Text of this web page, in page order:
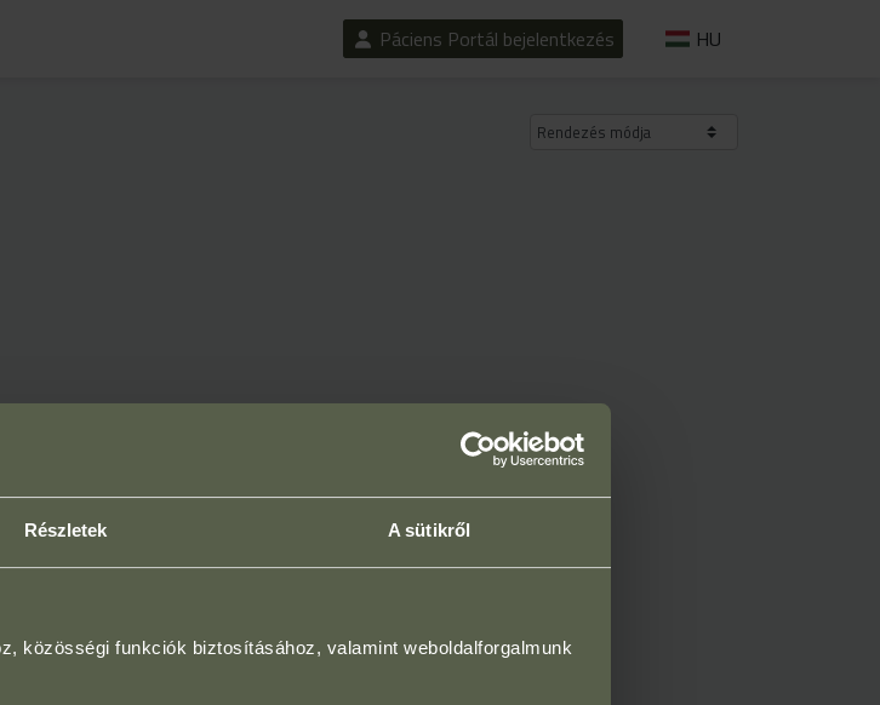
Részletek A sütikről
közösségi funkciók biztosításához, valamint weboldalforgalmunk
Páciens Portál bejelentkezés HU
Rendezés módja